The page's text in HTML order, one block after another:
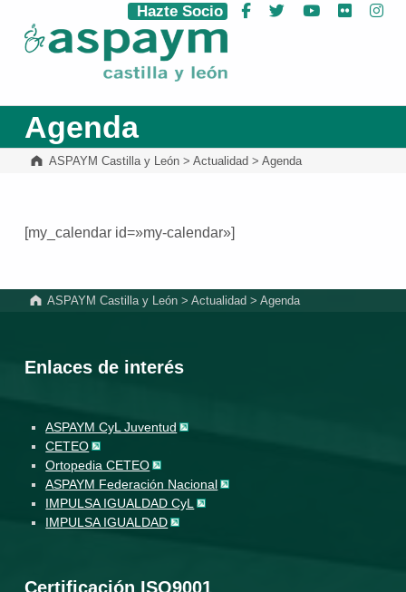
ASPAYM Castilla y León
Hazte Socio Facebook
Twitter YouTube
Flickr
Agenda
ASPAYM Castilla y León> Actualidad > Agenda
[my_calendar id=»my-calendar»]
ASPAYM Castilla y León >Actualidad >Agenda
Enlaces de interés
ASPAYM CyL Juventud
CETEO
Ortopedia CETEO
ASPAYM Federación Nacional
IMPULSA IGUALDAD CyL
IMPULSA IGUALDAD
Certificación ISO9001